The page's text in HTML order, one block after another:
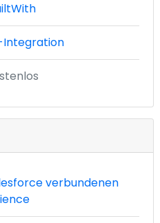
Integration
verbundenen